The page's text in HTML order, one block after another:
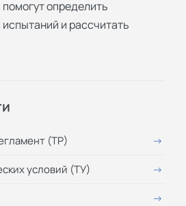
определить
и рассчитать
(ТР)
условий (ТУ)